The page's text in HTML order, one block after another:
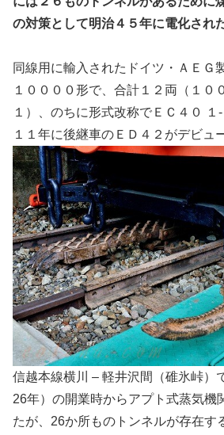
の対策として明治４５年に電化された
同線用に輸入されたドイツ・ＡＥＧ
１００００形で、合計１２両（１０
１）、のちに形式改称でＥＣ４０ １
１１年に後継車のＥＤ４２がデビュ
信越本線横川 – 軽井沢間（碓氷峠）
26年）の開業時からアプト式蒸気機
たが、26か所ものトンネルが存在す